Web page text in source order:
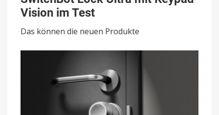
Ultra
mit
Vision
Test
Vision im Test
Das können die neuen Produkte